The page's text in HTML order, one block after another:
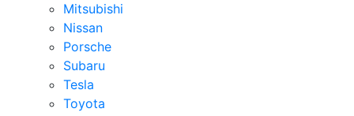
Mitsubishi
Nissan
Porsche
Subaru
Tesla
Toyota